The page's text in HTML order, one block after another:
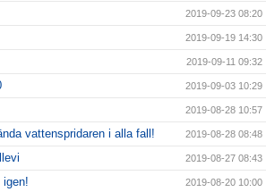
2019-09-23 08:20
2019-09-19 14:30
2019-09-11 09:32
2019-09-03 10:29
2019-08-28 10:57
vattenspridaren i alla fall! 2019-08-28 08:48
2019-08-27 08:43
igen! 2019-08-20 10:00